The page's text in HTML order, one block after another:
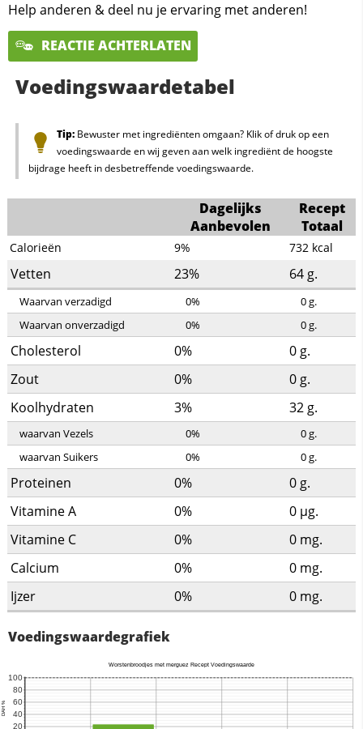
Help anderen & deel nu je ervaring met anderen!
REACTIE ACHTERLATEN
Voedingswaardetabel
Tip:Bewuster met ingrediënten omgaan? Klik of druk op een
voedingswaarde en wij geven aan welk ingrediënt de hoogste
bijdrage heeft in desbetreffende voedingswaarde.
Dagelijks
Aanbevolen
Recept
Totaal
Calorieën 9% 732 kcal
Vetten 23% 64 g.
Waarvan verzadigd 0% 0g.
Waarvan onverzadigd
0% 0g.
Cholesterol 0% 0 g.
Zout
0% 0 g.
Koolhydraten
3% 32 g.
waarvan Vezels 0% 0g.
waarvan Suikers
0% 0g.
Proteinen 0% 0 g.
Vitamine A
0% 0 µg.
Vitamine C
0% 0 mg.
Calcium
0% 0 mg.
Ijzer
0% 0 mg.
Voedingswaardegrafiek